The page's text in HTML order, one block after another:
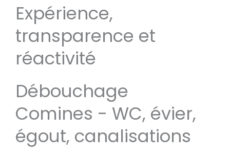
Expérience,
transparence et
réactivité
Débouchage
Comines - WC, évier,
égout, canalisations